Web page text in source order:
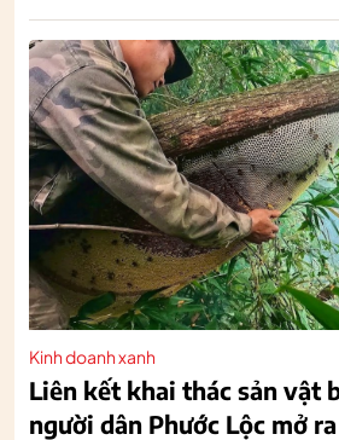
Kinh doanh xanh
Liên kết khai thác sản vật
người dân Phước Lộc mở